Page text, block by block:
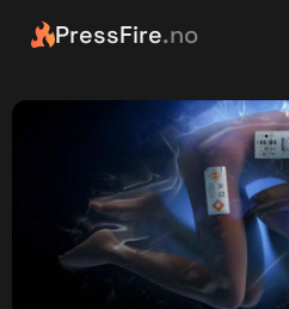
PressFire.no